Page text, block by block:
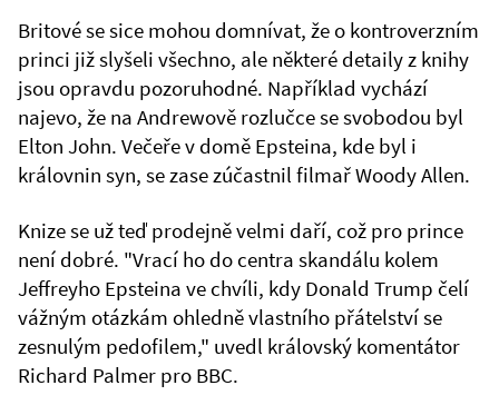
Britové se sice mohou domnívat, že o kontroverzním
princi již slyšeli všechno, ale některé detaily z knihy
jsou opravdu pozoruhodné. Například vychází
najevo, že na Andrewově rozlučce se svobodou byl
Elton John. Večeře v domě Epsteina, kde byl i
královnin syn, se zase zúčastnil filmař Woody Allen.
Knize se už teď prodejně velmi daří, což pro prince
není dobré. "Vrací ho do centra skandálu kolem
Jeffreyho Epsteina ve chvíli, kdy Donald Trump čelí
vážným otázkám ohledně vlastního přátelství se
zesnulým pedofilem," uvedl královský komentátor
Richard Palmer pro BBC.